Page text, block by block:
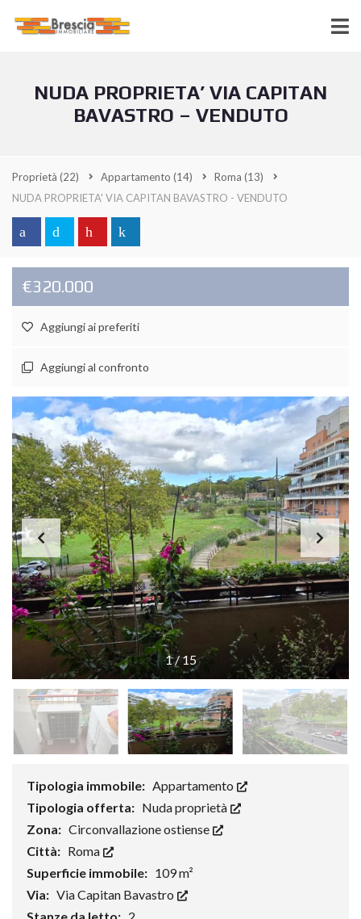
NUDA PROPRIETA’ VIA CAPITAN
BAVASTRO – VENDUTO
Proprietà (22) Appartamento (14) Roma (13)
NUDA PROPRIETA' VIA CAPITAN BAVASTRO - VENDUTO
€320.000
Aggiungi ai preferiti
Aggiungi al confronto
1/15
Tipologia immobile: Appartamento
Tipologia offerta: Nuda proprietà
Zona: Circonvallazione ostiense
Città: Roma
Superficie immobile: 109 m²
Via: Via Capitan Bavastro